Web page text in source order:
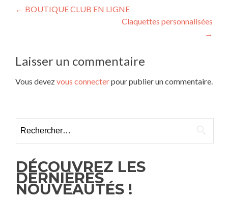
Navigation
← BOUTIQUE CLUB EN LIGNE
Claquettes personnalisées
→
Laisser un commentaire
Vous devezvous connecterpour publier un commentaire.
DÉCOUVREZ LES
DERNIÈRES
NOUVEAUTÉS !